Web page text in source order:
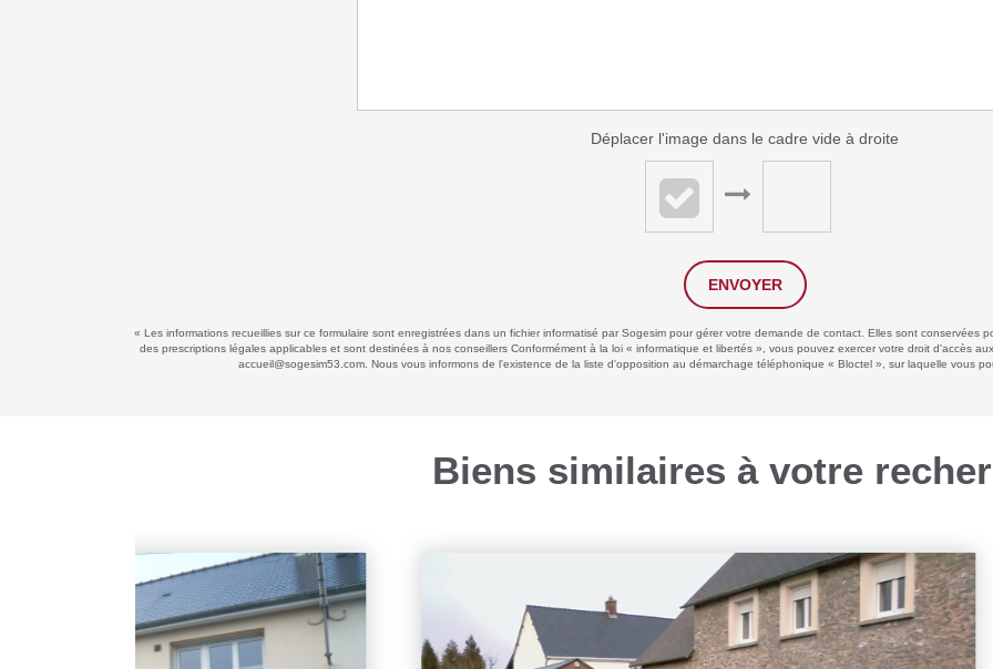
Déplacer l'image dans le cadre vide à droite
ENVOYER
« Les informations recueillies sur ce formulaire sont enregistrées dans un fichier informatisé par Sogesim pour gérer votre demande de contact. Elles sont conservées
des prescriptions légales applicables et sont destinées à nos conseillers Conformément à la loi « informatique et libertés », vous pouvez exercer votre droit d'accès
accueil@sogesim53.com. Nous vous informons de l'existence de la liste d'opposition au démarchage téléphonique « Bloctel », sur laquelle vous
Biens similaires à votre